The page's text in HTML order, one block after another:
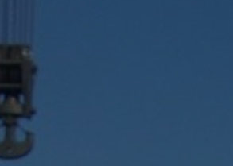
Wälder, Seen und Vulkane
Wälder, Patagonien, Berg und Schnee
Atacama-Wüste und Altiplano
Wüste und Altiplano, Täler und Dörfer, Berg und Schnee
Patagonien und Antarktis
Patagonien, Täler und Dörfer, Antarktis
Rapa Nui und Juan-Fernández-Archipel